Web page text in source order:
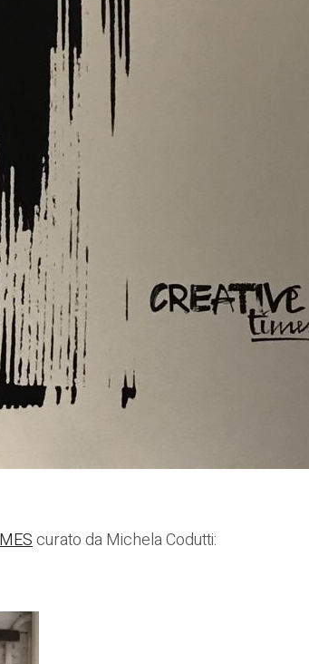
curato daMichela Codutti: